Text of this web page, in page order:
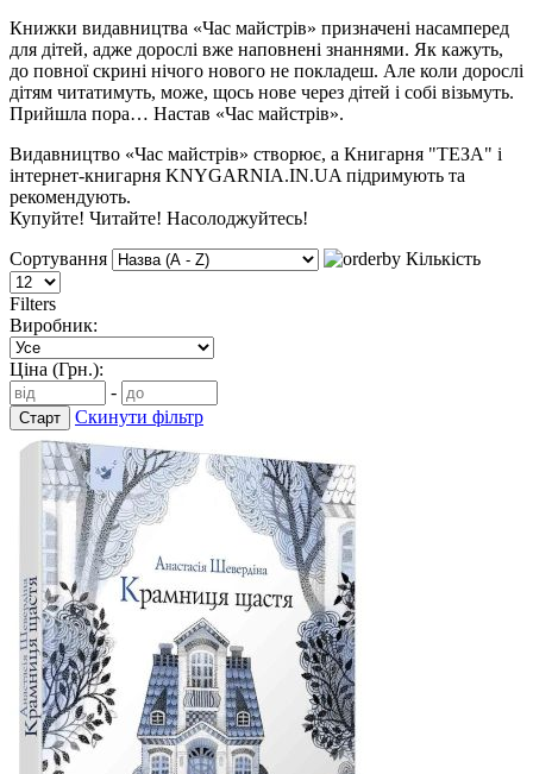
Книжки видавництва «Час майстрів» призначені насамперед
для дітей, адже дорослі вже наповнені знаннями. Як кажуть,
до повної скрині нічого нового не покладеш. Але коли дорослі
дітям читатимуть, може, щось нове через дітей і собі візьмуть.
Прийшла пора… Настав «Час майстрів».
Видавництво «Час майстрів» створює, а Книгарня "ТЕЗА" і
інтернет-книгарня KNYGARNIA.IN.UA підримують та
рекомендують.
Купуйте! Читайте! Насолоджуйтесь!
Сортування
Кількість
Filters
Виробник:
Ціна (Грн.):
-
Скинути фільтр